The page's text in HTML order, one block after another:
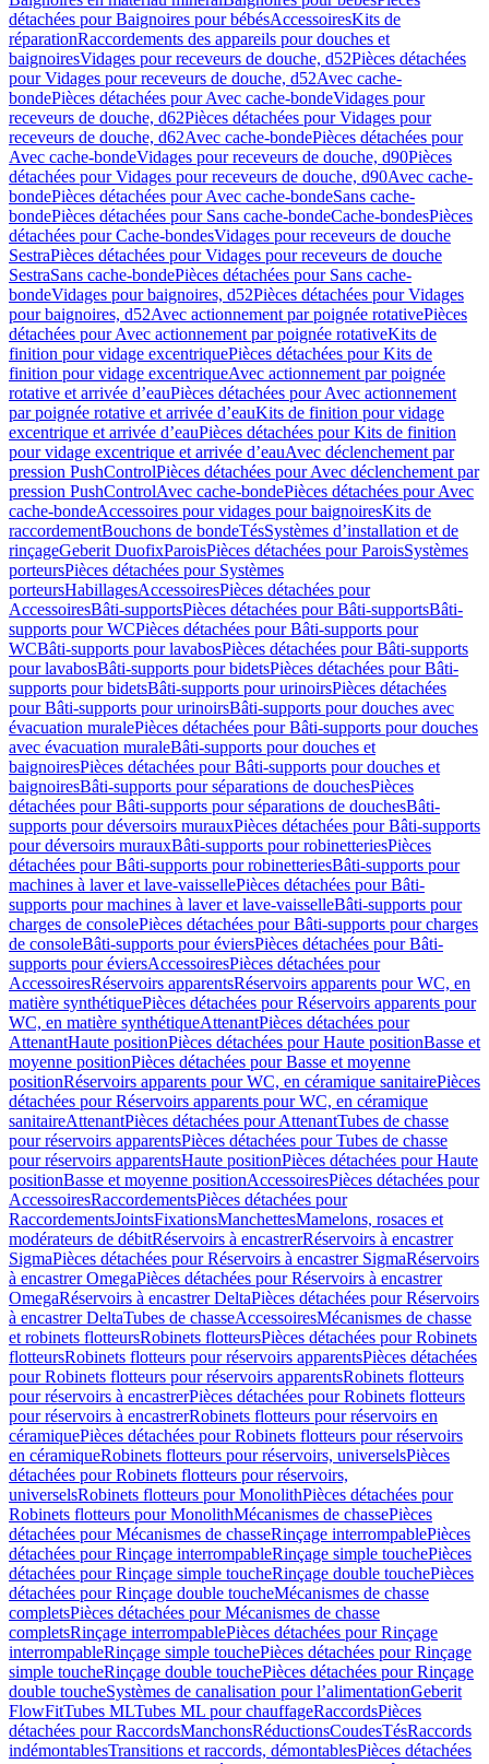
détachées pour Baignoires pour bébésAccessoiresKits de
réparationRaccordements des appareils pour douches et
baignoiresVidages pour receveurs de douche, d52Pièces détachées
pour Vidages pour receveurs de douche, d52Avec cache-
bondePièces détachées pour Avec cache-bondeVidages pour
receveurs de douche, d62Pièces détachées pour Vidages pour
receveurs de douche, d62Avec cache-bondePièces détachées pour
Avec cache-bondeVidages pour receveurs de douche, d90Pièces
détachées pour Vidages pour receveurs de douche, d90Avec cache-
bondePièces détachées pour Avec cache-bondeSans cache-
bondePièces détachées pour Sans cache-bondeCache-bondesPièces
détachées pour Cache-bondesVidages pour receveurs de douche
SestraPièces détachées pour Vidages pour receveurs de douche
SestraSans cache-bondePièces détachées pour Sans cache-
bondeVidages pour baignoires, d52Pièces détachées pour Vidages
pour baignoires, d52Avec actionnement par poignée rotativePièces
détachées pour Avec actionnement par poignée rotativeKits de
finition pour vidage excentriquePièces détachées pour Kits de
finition pour vidage excentriqueAvec actionnement par poignée
rotative et arrivée d’eauPièces détachées pour Avec actionnement
par poignée rotative et arrivée d’eauKits de finition pour vidage
excentrique et arrivée d’eauPièces détachées pour Kits de finition
pour vidage excentrique et arrivée d’eauAvec déclenchement par
pression PushControlPièces détachées pour Avec déclenchement par
pression PushControlAvec cache-bondePièces détachées pour Avec
cache-bondeAccessoires pour vidages pour baignoiresKits de
raccordementBouchons de bondeTésSystèmes d’installation et de
rinçageGeberit DuofixParoisPièces détachées pour ParoisSystèmes
porteursPièces détachées pour Systèmes
porteursHabillagesAccessoiresPièces détachées pour
AccessoiresBâti-supportsPièces détachées pour Bâti-supportsBâti-
supports pour WCPièces détachées pour Bâti-supports pour
WCBâti-supports pour lavabosPièces détachées pour Bâti-supports
pour lavabosBâti-supports pour bidetsPièces détachées pour Bâti-
supports pour bidetsBâti-supports pour urinoirsPièces détachées
pour Bâti-supports pour urinoirsBâti-supports pour douches avec
évacuation muralePièces détachées pour Bâti-supports pour douches
avec évacuation muraleBâti-supports pour douches et
baignoiresPièces détachées pour Bâti-supports pour douches et
baignoiresBâti-supports pour séparations de douchesPièces
détachées pour Bâti-supports pour séparations de douchesBâti-
supports pour déversoirs murauxPièces détachées pour Bâti-supports
pour déversoirs murauxBâti-supports pour robinetteriesPièces
détachées pour Bâti-supports pour robinetteriesBâti-supports pour
machines à laver et lave-vaissellePièces détachées pour Bâti-
supports pour machines à laver et lave-vaisselleBâti-supports pour
charges de consolePièces détachées pour Bâti-supports pour charges
de consoleBâti-supports pour éviersPièces détachées pour Bâti-
supports pour éviersAccessoiresPièces détachées pour
AccessoiresRéservoirs apparentsRéservoirs apparents pour WC, en
matière synthétiquePièces détachées pour Réservoirs apparents pour
WC, en matière synthétiqueAttenantPièces détachées pour
AttenantHaute positionPièces détachées pour Haute positionBasse et
moyenne positionPièces détachées pour Basse et moyenne
positionRéservoirs apparents pour WC, en céramique sanitairePièces
détachées pour Réservoirs apparents pour WC, en céramique
sanitaireAttenantPièces détachées pour AttenantTubes de chasse
pour réservoirs apparentsPièces détachées pour Tubes de chasse
pour réservoirs apparentsHaute positionPièces détachées pour Haute
positionBasse et moyenne positionAccessoiresPièces détachées pour
AccessoiresRaccordementsPièces détachées pour
RaccordementsJointsFixationsManchettesMamelons, rosaces et
modérateurs de débitRéservoirs à encastrerRéservoirs à encastrer
SigmaPièces détachées pour Réservoirs à encastrer SigmaRéservoirs
à encastrer OmegaPièces détachées pour Réservoirs à encastrer
OmegaRéservoirs à encastrer DeltaPièces détachées pour Réservoirs
à encastrer DeltaTubes de chasseAccessoiresMécanismes de chasse
et robinets flotteursRobinets flotteursPièces détachées pour Robinets
flotteursRobinets flotteurs pour réservoirs apparentsPièces détachées
pour Robinets flotteurs pour réservoirs apparentsRobinets flotteurs
pour réservoirs à encastrerPièces détachées pour Robinets flotteurs
pour réservoirs à encastrerRobinets flotteurs pour réservoirs en
céramiquePièces détachées pour Robinets flotteurs pour réservoirs
en céramiqueRobinets flotteurs pour réservoirs, universelsPièces
détachées pour Robinets flotteurs pour réservoirs,
universelsRobinets flotteurs pour MonolithPièces détachées pour
Robinets flotteurs pour MonolithMécanismes de chassePièces
détachées pour Mécanismes de chasseRinçage interrompablePièces
détachées pour Rinçage interrompableRinçage simple touchePièces
détachées pour Rinçage simple toucheRinçage double touchePièces
détachées pour Rinçage double toucheMécanismes de chasse
completsPièces détachées pour Mécanismes de chasse
completsRinçage interrompablePièces détachées pour Rinçage
interrompableRinçage simple touchePièces détachées pour Rinçage
simple toucheRinçage double touchePièces détachées pour Rinçage
double toucheSystèmes de canalisation pour l’alimentationGeberit
FlowFitTubes MLTubes ML pour chauffageRaccordsPièces
détachées pour RaccordsManchonsRéductionsCoudesTésRaccords
indémontablesTransitions et raccords, démontablesPièces détachées